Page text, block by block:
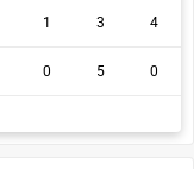
1 3 4
0 5 0